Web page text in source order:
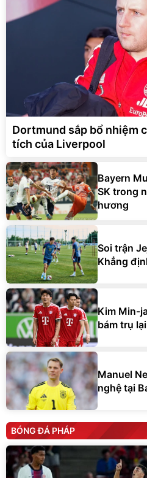
Dortmund sắp bổ nhiệm
tích của Liverpool
Bayern
SK trong
hương
Soi trận
Khẳng
Kim Min-
bám trụ
Manuel
nghệ tại
BÓNG ĐÁ PHÁP